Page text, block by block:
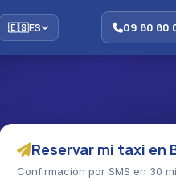
🇪🇸ES 09 80 80
Reservar mi taxi en
Confirmación por SMS en 30